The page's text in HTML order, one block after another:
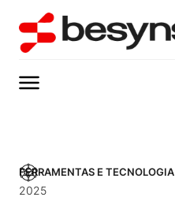
FERRAMENTAS E TECNOLOGIA
2025